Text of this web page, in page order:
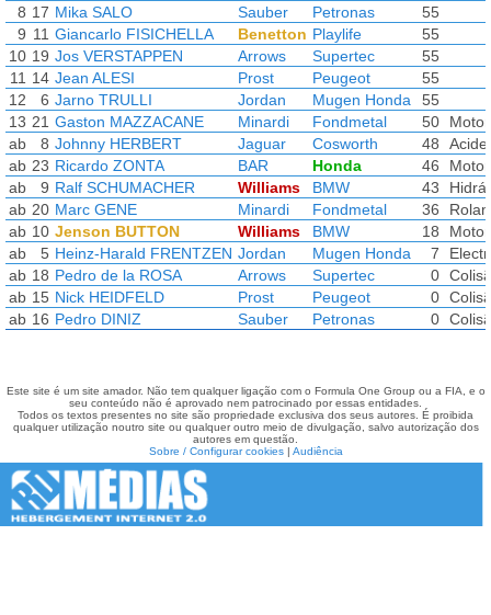
8 17 Mika SALO Sauber Petronas
55
9 11 Giancarlo FISICHELLA Benetton Playlife
55
10 19 Jos VERSTAPPEN Arrows Supertec
55
11 14 Jean ALESI Prost Peugeot
55
12
6 Jarno TRULLI Jordan Mugen Honda
55
13 21 Gaston MAZZACANE Minardi Fondmetal 50
Motor
ab
8 Johnny HERBERT Jaguar Cosworth 48
ab 23 Ricardo ZONTA BAR Honda 46
Motor
ab
9 Ralf SCHUMACHER Williams BMW 43
ab 20 Marc GENE Minardi Fondmetal 36
ab 10 Jenson BUTTON Williams BMW 18
Motor
ab
5 Heinz-Harald FRENTZEN Jordan Mugen Honda 7
ab 18 Pedro de la ROSA Arrows Supertec 0
ab 15 Nick HEIDFELD Prost Peugeot 0
ab 16 Pedro DINIZ Sauber Petronas 0
Este site é um site amador. Não tem qualquer ligação com o Formula One Group ou a FIA, e o
seu conteúdo não é aprovado nem patrocinado por essas entidades.
Todos os textos presentes no site são propriedade exclusiva dos seus autores. É proibida
qualquer utilização noutro site ou qualquer outro meio de divulgação, salvo autorização dos
autores em questão.
Sobre / Configurar cookies| Audiência